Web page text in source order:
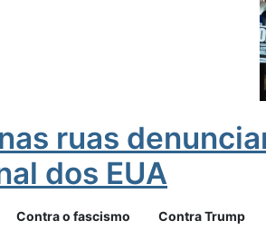
ruas
dos EUA
Contra o fascismo Contra Trump